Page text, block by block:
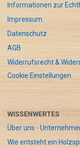
Informationen zur
Impressum
Datenschutz
AGB
Widerrufsrecht &
Cookie Einstellungen
WISSENWERTES
Über uns -
Wie entsteht ein